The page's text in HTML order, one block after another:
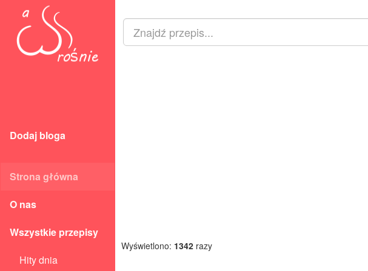
Dodaj bloga
Strona główna
O nas
Wszystkie przepisy
Hity dnia
Wyświetlono: 1342 razy